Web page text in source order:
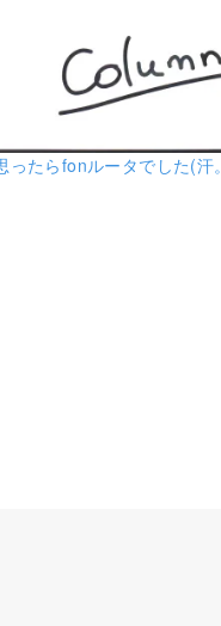
たらfonルータでした(汗。